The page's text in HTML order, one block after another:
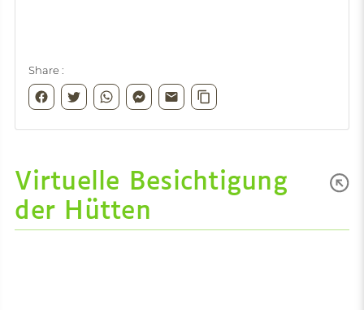
Virtuelle Besichtigung
der Hütten